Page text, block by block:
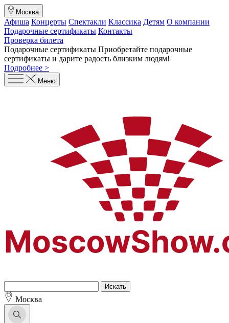
Москва
Афиша Концерты Спектакли Классика Детям О компании
Подарочные сертификаты Контакты
Проверка билета
Подарочные сертификаты Приобретайте подарочные
сертификаты и дарите радость близким людям!
Подробнее >
Меню
Москва